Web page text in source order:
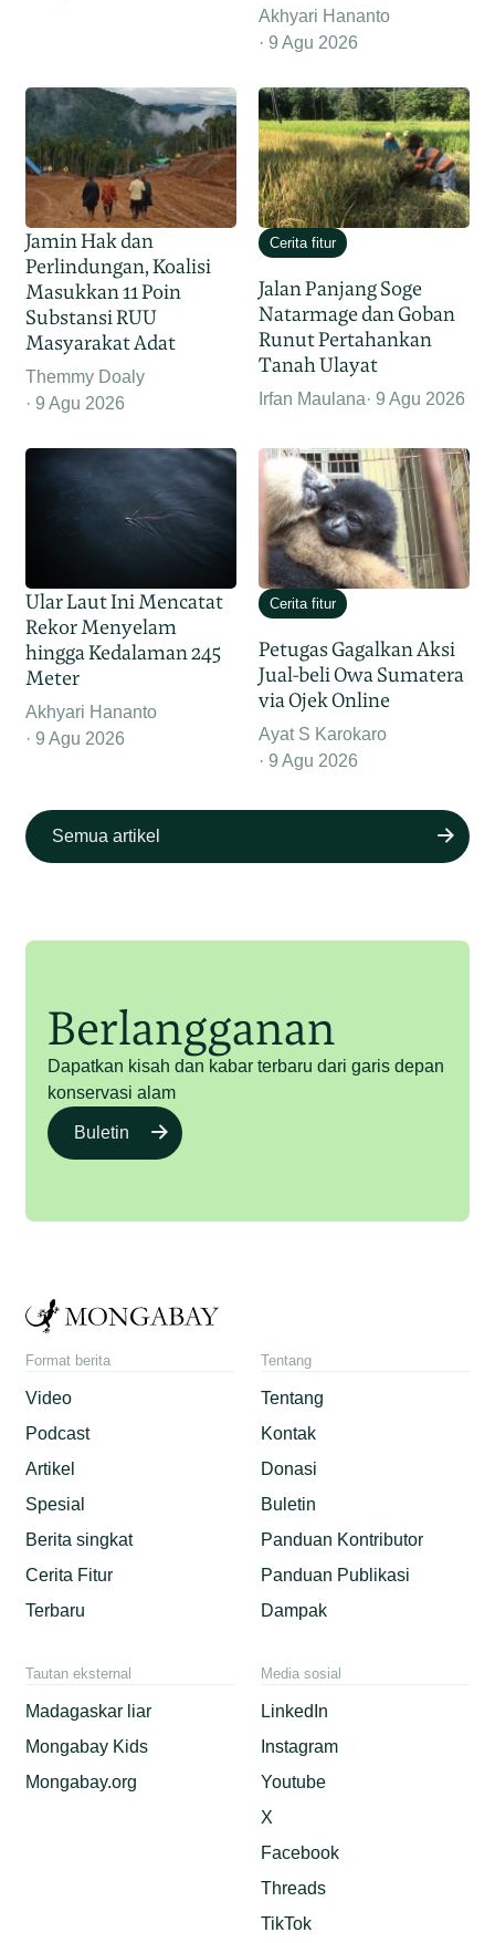
Akhyari Hananto
9 Agu 2026
Jamin Hak dan
Perlindungan, Koalisi
Masukkan 11 Poin
Substansi RUU
Masyarakat Adat
Themmy Doaly
9 Agu 2026
Cerita fitur
Jalan Panjang Soge
Natarmage dan Goban
Runut Pertahankan
Tanah Ulayat
Irfan Maulana 9 Agu 2026
Ular Laut Ini Mencatat
Rekor Menyelam
hingga Kedalaman 245
Meter
Akhyari Hananto
9 Agu 2026
Cerita fitur
Petugas Gagalkan Aksi
Jual-beli Owa Sumatera
via Ojek Online
Ayat S Karokaro
9 Agu 2026
Semua artikel
Berlangganan
Dapatkan kisah dan kabar terbaru dari garis depan
konservasi alam
Buletin
Format berita
Video
Podcast
Artikel
Spesial
Berita singkat
Cerita Fitur
Terbaru
Tentang
Tentang
Kontak
Donasi
Buletin
Panduan Kontributor
Panduan Publikasi
Dampak
Tautan eksternal
Madagaskar liar
Mongabay Kids
Mongabay.org
Media sosial
LinkedIn
Instagram
Youtube
X
Facebook
Threads
TikTok